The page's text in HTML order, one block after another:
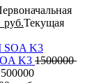
руб.Текущая
K3 1500000